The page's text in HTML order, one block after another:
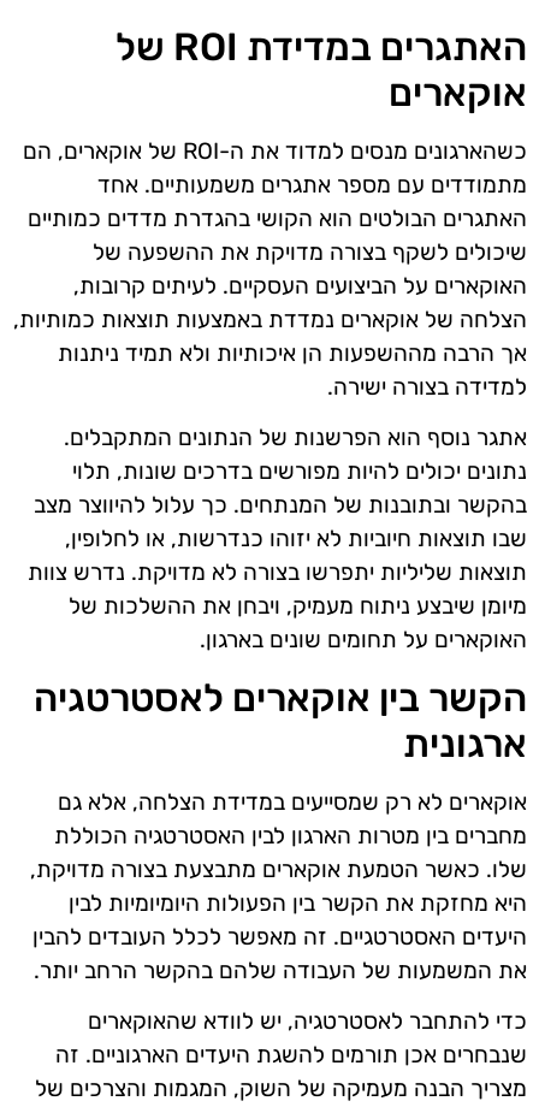
האתגרים במדידת ROI של
אוקארים
כשהארגונים מנסים למדוד את ה-ROI של אוקארים, הם
מתמודדים עם מספר אתגרים משמעותיים. אחד
האתגרים הבולטים הוא הקושי בהגדרת מדדים כמותיים
שיכולים לשקף בצורה מדויקת את ההשפעה של
האוקארים על הביצועים העסקיים. לעיתים קרובות,
הצלחה של אוקארים נמדדת באמצעות תוצאות כמותיות,
אך הרבה מההשפעות הן איכותיות ולא תמיד ניתנות
למדידה בצורה ישירה.
אתגר נוסף הוא הפרשנות של הנתונים המתקבלים.
נתונים יכולים להיות מפורשים בדרכים שונות, תלוי
בהקשר ובתובנות של המנתחים. כך עלול להיווצר מצב
שבו תוצאות חיוביות לא יזוהו כנדרשות, או לחלופין,
תוצאות שליליות יתפרשו בצורה לא מדויקת. נדרש צוות
מיומן שיבצע ניתוח מעמיק, ויבחן את ההשלכות של
האוקארים על תחומים שונים בארגון.
הקשר בין אוקארים לאסטרטגיה
ארגונית
אוקארים לא רק שמסייעים במדידת הצלחה, אלא גם
מחברים בין מטרות הארגון לבין האסטרטגיה הכוללת
שלו. כאשר הטמעת אוקארים מתבצעת בצורה מדויקת,
היא מחזקת את הקשר בין הפעולות היומיומיות לבין
היעדים האסטרטגיים. זה מאפשר לכלל העובדים להבין
את המשמעות של העבודה שלהם בהקשר הרחב יותר.
כדי להתחבר לאסטרטגיה, יש לוודא שהאוקארים
שנבחרים אכן תורמים להשגת היעדים הארגוניים. זה
מצריך הבנה מעמיקה של השוק, המגמות והצרכים של